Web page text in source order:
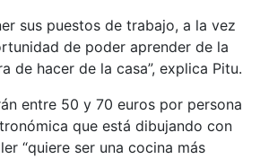
sus puestos de trabajo, a la vez
de poder aprender de la
de hacer de la casa”, explica Pitu.
entre 50 y 70 euros por persona
que está dibujando con
“quiere ser una cocina más